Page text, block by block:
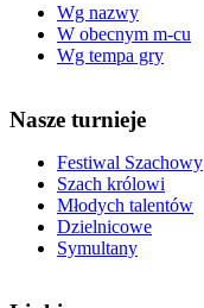
Wg nazwy
W obecnym m-cu
Wg tempa gry
Nasze turnieje
Festiwal Szachowy
Szach królowi
Młodych talentów
Dzielnicowe
Symultany